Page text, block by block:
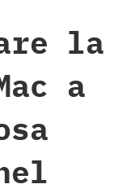
la
a